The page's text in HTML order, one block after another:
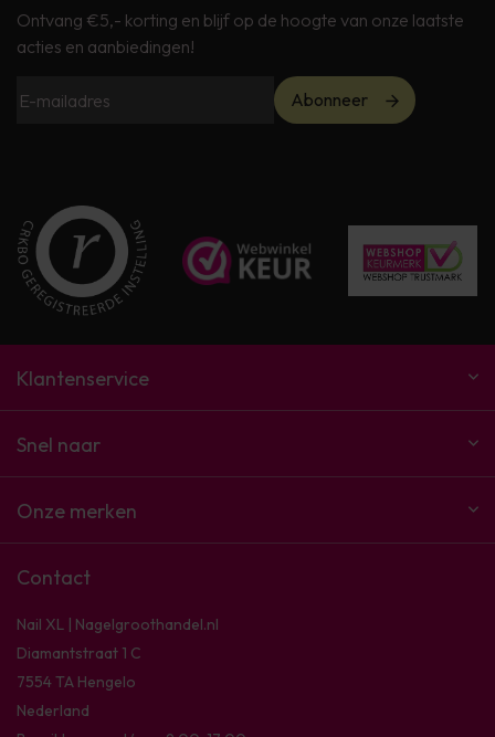
Ontvang €5,- korting en blijf op de hoogte van onze laatste
acties en aanbiedingen!
Abonneer
Klantenservice
Snel naar
Onze merken
Contact
Nail XL | Nagelgroothandel.nl
Diamantstraat 1 C
7554 TA Hengelo
Nederland